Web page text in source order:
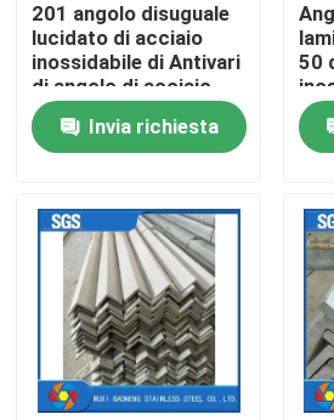
Prodotti
Video
Chi siamo
Fatory Tour
Controllo di qualità
201 angolo disuguale
lucidato di acciaio
inossidabile di Antivari
di angolo di acciaio
inossidabile
150mmx150mmx12mm
Invia richiesta
50